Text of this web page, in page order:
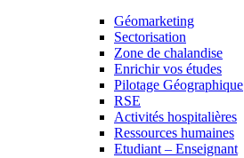
Géomarketing
Sectorisation
Zone de chalandise
Enrichir vos études
Pilotage Géographique
RSE
Activités hospitalières
Ressources humaines
Etudiant – Enseignant